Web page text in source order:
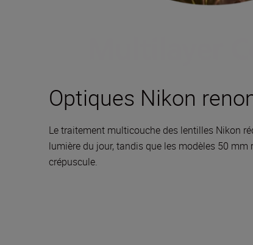
Optiques Nikon
Le traitement multicouche des lentilles Nikon
lumière du jour, tandis que les modèles 50
crépuscule.